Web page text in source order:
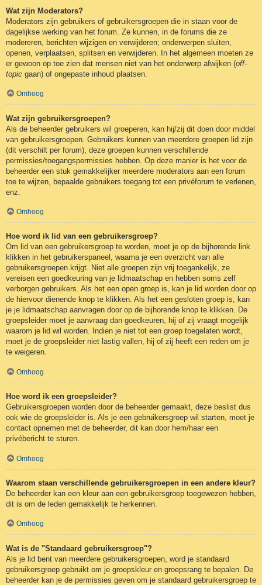
Wat zijn Moderators?
Moderators zijn gebruikers of gebruikersgroepen die in staan voor de
dagelijkse werking van het forum. Ze kunnen, in de forums die ze
modereren, berichten wijzigen en verwijderen; onderwerpen sluiten,
openen, verplaatsen, splitsen en verwijderen. In het algemeen moeten ze
er gewoon op toe zien dat mensen niet van het onderwerp afwijken (off-
topic gaan) of ongepaste inhoud plaatsen.
Omhoog
Wat zijn gebruikersgroepen?
Als de beheerder gebruikers wil groeperen, kan hij/zij dit doen door middel
van gebruikersgroepen. Gebruikers kunnen van meerdere groepen lid zijn
(dit verschilt per forum), deze groepen kunnen verschillende
permissies/toegangspermissies hebben. Op deze manier is het voor de
beheerder een stuk gemakkelijker meerdere moderators aan een forum
toe te wijzen, bepaalde gebruikers toegang tot een privéforum te verlenen,
enz.
Omhoog
Hoe word ik lid van een gebruikersgroep?
Om lid van een gebruikersgroep te worden, moet je op de bijhorende link
klikken in het gebruikerspaneel, waarna je een overzicht van alle
gebruikersgroepen krijgt. Niet alle groepen zijn vrij toegankelijk, ze
vereisen een goedkeuring van je lidmaatschap en hebben soms zelf
verborgen gebruikers. Als het een open groep is, kan je lid worden door op
de hiervoor dienende knop te klikken. Als het een gesloten groep is, kan
je je lidmaatschap aanvragen door op de bijhorende knop te klikken. De
groepsleider moet je aanvraag dan goedkeuren, hij of zij vraagt mogelijk
waarom je lid wil worden. Indien je niet tot een groep toegelaten wordt,
moet je de groepsleider niet lastig vallen, hij of zij heeft een reden om je
te weigeren.
Omhoog
Hoe word ik een groepsleider?
Gebruikersgroepen worden door de beheerder gemaakt, deze beslist dus
ook wie de groepsleider is. Als je een gebruikersgroep wil starten, moet je
contact opnemen met de beheerder, dit kan door hem/haar een
privébericht te sturen.
Omhoog
Waarom staan verschillende gebruikersgroepen in een andere kleur?
De beheerder kan een kleur aan een gebruikersgroep toegewezen hebben,
dit is om de leden gemakkelijk te herkennen.
Omhoog
Wat is de "Standaard gebruikersgroep"?
Als je lid bent van meerdere gebruikersgroepen, word je standaard
gebruikersgroep gebruikt om je groepskleur en groepsrang te bepalen. De
beheerder kan je de permissies geven om je standaard gebruikersgroep te